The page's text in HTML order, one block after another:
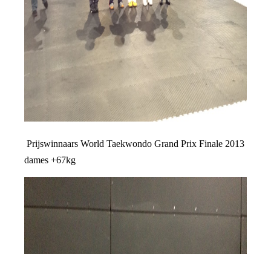
Prijswinnaars World Taekwondo Grand Prix Finale 2013
dames +67kg